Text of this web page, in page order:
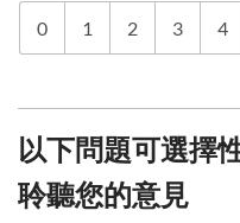
0 1 2 3 4
以下問題可選擇
聆聽您的意見